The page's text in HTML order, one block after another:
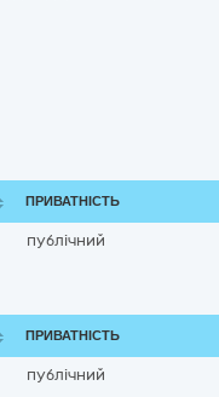
ПРИВАТНІСТЬ
публічний
ПРИВАТНІСТЬ
публічний